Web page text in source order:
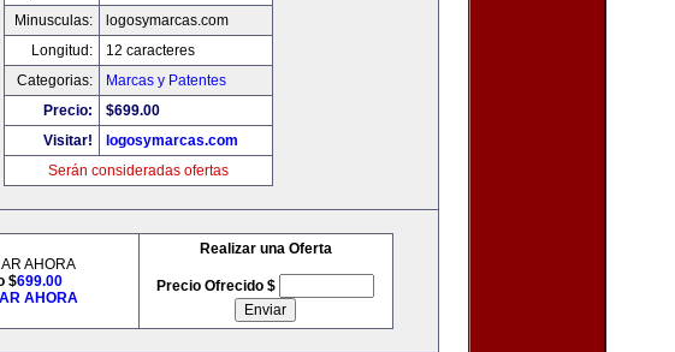
Minusculas:
logosymarcas.com
Longitud:
12 caracteres
Categorias:
Marcas y Patentes
Precio:
$699.00
Visitar!
logosymarcas.com
Serán consideradas ofertas
AHORA
$699.00
AHORA
Realizar una Oferta
Precio Ofrecido $